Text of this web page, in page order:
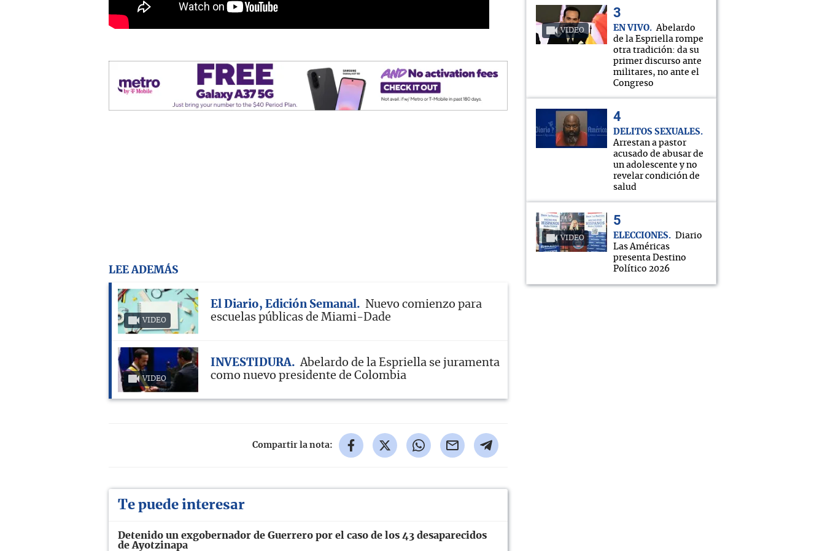
LEE ADEMÁS
VIDEO
El Diario, Edición Semanal
Nuevo comienzo para
escuelas públicas de Miami-Dade
VIDEO
INVESTIDURA
Abelardo de la Espriella se juramenta
como nuevo presidente de Colombia
Compartir la nota:
Te puede interesar
Detenido un exgobernador de Guerrero por el caso de los 43 desaparecidos
de Ayotzinapa
VIDEO EN VIVO
Abelardo
de la Espriella rompe
otra tradición: da su
primer discurso ante
militares, no ante el
Congreso
DELITOS SEXUALES
Arrestan a pastor
acusado de abusar de
un adolescente y no
revelar condición de
salud
VIDEO ELECCIONES
Diario
Las Américas
presenta Destino
Político 2026